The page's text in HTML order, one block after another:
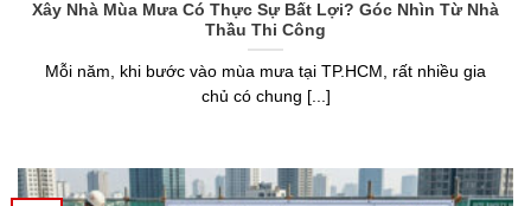
Xây Nhà Mùa Mưa Có Thực Sự Bất Lợi? Góc Nhìn Từ Nhà
Thầu Thi Công
Mỗi năm, khi bước vào mùa mưa tại TP.HCM, rất nhiều gia
chủ có chung [...]